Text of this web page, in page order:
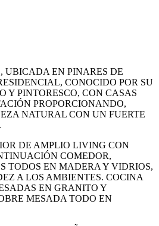
UBICADA EN PINARES DE
CONOCIDO POR SU
Y PINTORESCO, CON CASAS
PROPORCIONANDO,
NATURAL CON UN FUERTE
DE AMPLIO LIVING CON
COMEDOR,
TODOS EN MADERA Y VIDRIOS,
A LOS AMBIENTES. COCINA
EN GRANITO Y
MESADA TODO EN